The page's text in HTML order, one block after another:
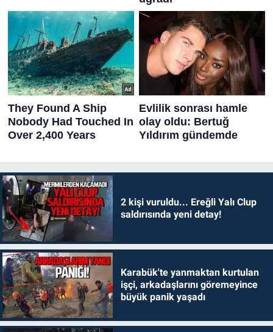
2 kişi vuruldu... Ereğli Yalı Clup
saldırısında yeni detay!
Karabük'te yanmaktan kurtulan
işçi, arkadaşlarını göremeyince
büyük panik yaşadı